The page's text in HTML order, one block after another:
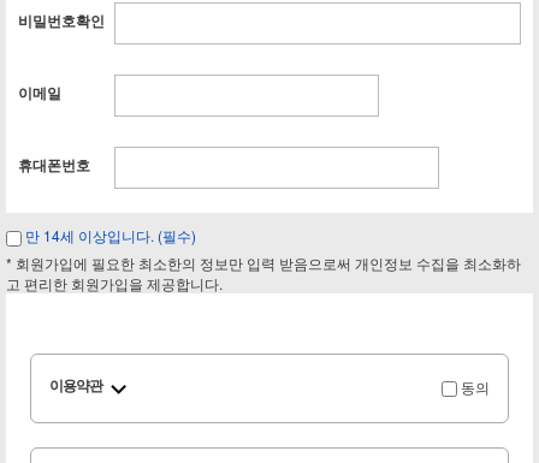
비밀번호확인
이메일
휴대폰번호
만 14세 이상입니다. (필수)
* 회원가입에 필요한 최소한의 정보만 입력 받음으로써 개인정보 수집을 최소화하
고 편리한 회원가입을 제공합니다.
이용약관 동의